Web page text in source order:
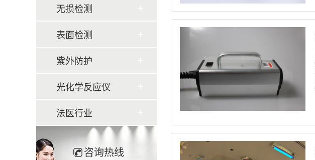
无损检测
表面检测
紫外防护
光化学反应仪
法医行业
咨询热线